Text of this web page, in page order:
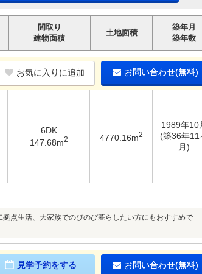
間取り
建物面積
土地面積
築年月
築年数
お気に入りに追加 お問い合わせ(無料)
6DK
147.68m2 4770.16m2
1989年10
(築36年11
月)
点生活、大家族でのびのび暮らしたい方にもおすすめで
見学予約をする お問い合わせ(無料)